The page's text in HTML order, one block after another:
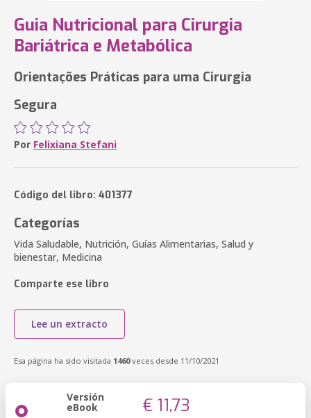
Guia Nutricional para Cirurgia
Bariátrica e Metabólica
Orientações Práticas para uma Cirurgia
Segura
Por Felixiana Stefani
Código del libro: 401377
Categorías
Vida Saludable, Nutrición, Guías Alimentarias, Salud y
bienestar, Medicina
Comparte ese libro
Lee un extracto
Esa página ha sido visitada 1460veces desde 11/10/2021
Versión
eBook € 11,73